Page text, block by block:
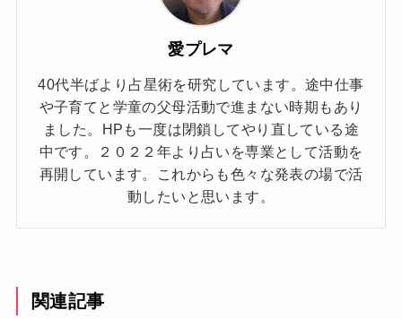
愛プレマ
40代半ばより占星術を研究しています。途中仕事
や子育てと学童の父母活動で進まない時期もあり
ました。HPも一度は閉鎖してやり直している途
中です。２０２２年より占いを専業として活動を
再開しています。これからも色々な発表の場で活
動したいと思います。
関連記事